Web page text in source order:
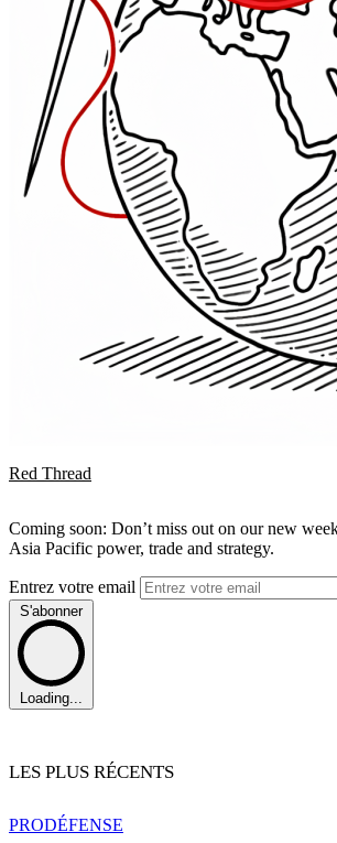
Red Thread
Coming soon: Don’t miss out on our new
Asia Pacific power, trade and strategy.
Entrez votre email
S'abonner
Loading...
LES PLUS RÉCENTS
PRODÉFENSE